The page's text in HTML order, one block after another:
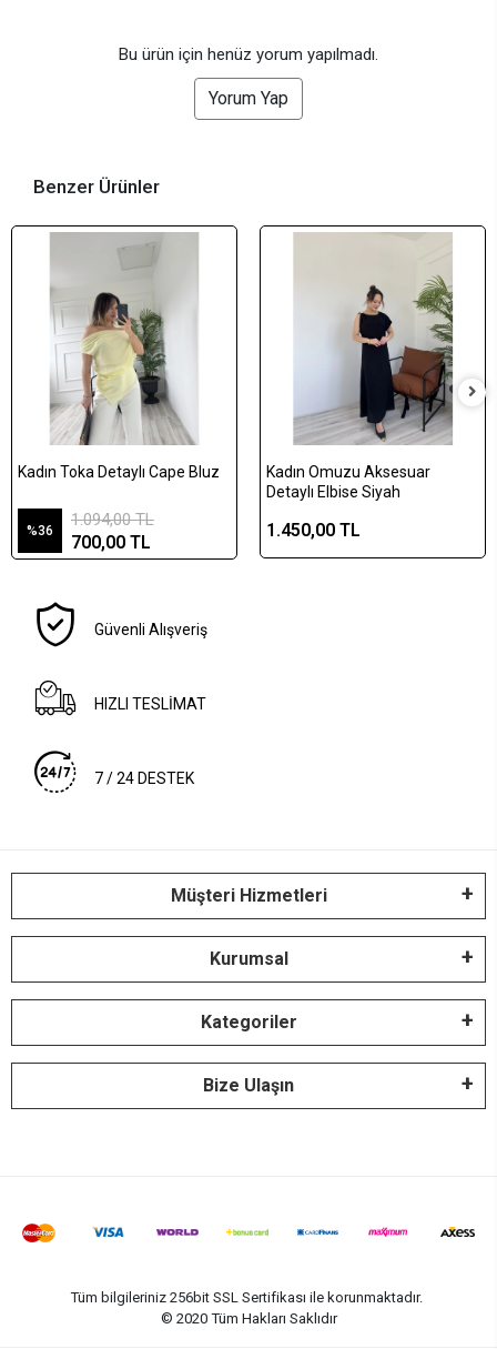
Bu ürün için henüz yorum yapılmadı.
Yorum Yap
Benzer Ürünler
Kadın Toka Detaylı Cape Bluz
%36
1.094,00 TL
700,00 TL
Kadın Omuzu Aksesuar
Detaylı Elbise Siyah
1.450,00 TL
Güvenli Alışveriş
HIZLI TESLİMAT
7 / 24 DESTEK
Müşteri Hizmetleri
Kurumsal
Kategoriler
Bize Ulaşın
Tüm bilgileriniz 256bit SSL Sertifikası ile korunmaktadır.
© 2020 Tüm Hakları Saklıdır